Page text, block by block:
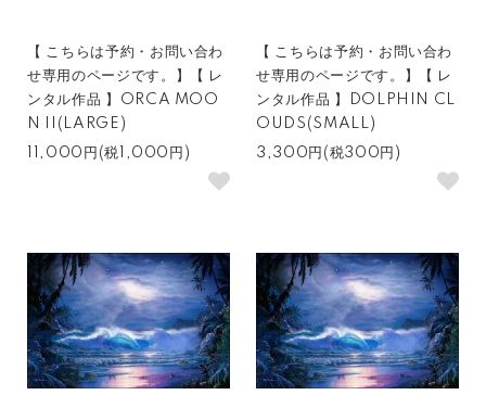
【 こちらは予約・お問い合わ
せ専用のページです。】【 レ
ンタル作品 】ORCA MOO
N II(LARGE)
11,000円(税1,000円)
【 こちらは予約・お問い合わ
せ専用のページです。】【 レ
ンタル作品 】DOLPHIN CL
OUDS(SMALL)
3,300円(税300円)